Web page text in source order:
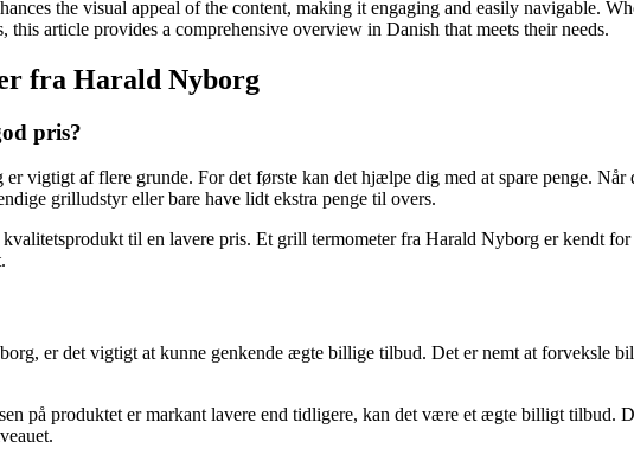
the visual appeal of the content, making it engaging and easily navigable.
this article provides a comprehensive overview in Danish that meets their needs.
fra Harald Nyborg
pris?
vigtigt af flere grunde. For det første kan det hjælpe dig med at spare penge.
grilludstyr eller bare have lidt ekstra penge til overs.
til en lavere pris. Et grill termometer fra Harald Nyborg er kendt
er det vigtigt at kunne genkende ægte billige tilbud. Det er nemt at forveksle
på produktet er markant lavere end tidligere, kan det være et ægte billigt tilbud.